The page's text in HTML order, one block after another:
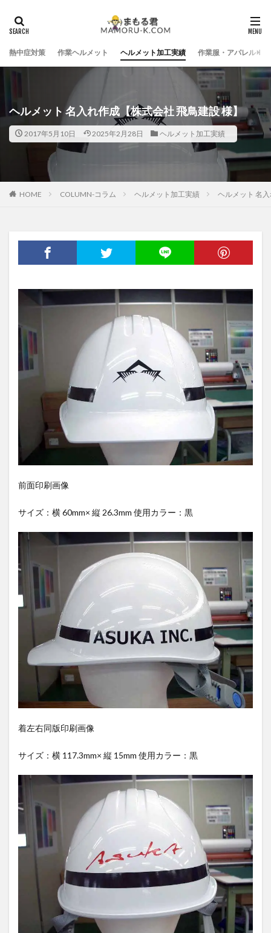
熱中症対策 作業ヘルメット ヘルメット加工実績 作業服・アパレル
ヘルメット 名入れ作成【株式会社 飛鳥建設 様】
2017年5月10日 2025年2月28日 ヘルメット加工実績
HOME COLUMN-コラム ヘルメット加工実績 ヘルメット 名
前面印刷画像
サイズ：横 60mm× 縦 26.3mm 使用カラー：黒
着左右同版印刷画像
サイズ：横 117.3mm× 縦 15mm 使用カラー：黒